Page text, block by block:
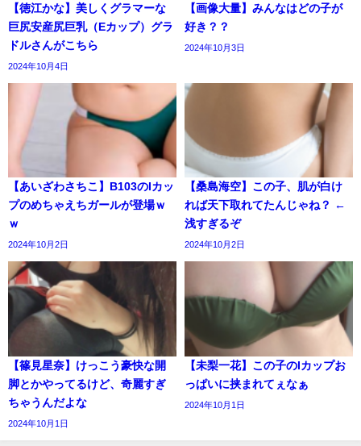
【徳江かな】美しくグラマーな
巨尻安産尻巨乳（Eカップ）グラ
ドルさんがこちら
2024年10月4日
【画像大量】みんなはどの子が
好き？？
2024年10月3日
【あいざわさちこ】B103のIカッ
プのめちゃえちガールが登場ｗ
ｗ
2024年10月2日
【桑島海空】この子、肌が白け
れば天下取れてたんじゃね？ ←
浅すぎるぞ
2024年10月2日
【篠見星奈】けっこう豪快な開
脚とかやってるけど、奇麗すぎ
ちゃうんだよな
2024年10月1日
【未梨一花】この子のIカップお
っぱいに挟まれてぇなぁ
2024年10月1日